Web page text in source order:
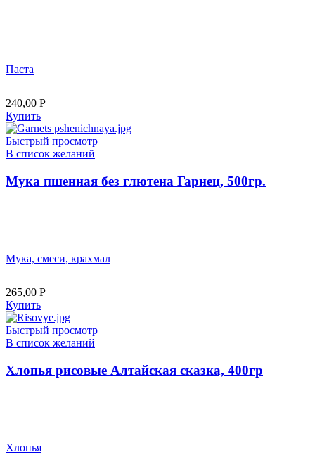
Паста
240,00 Р
Купить
Быстрый просмотр
В список желаний
Мука пшенная без глютена Гарнец, 500гр.
Мука, смеси, крахмал
265,00 Р
Купить
Быстрый просмотр
В список желаний
Хлопья рисовые Алтайская сказка, 400гр
Хлопья